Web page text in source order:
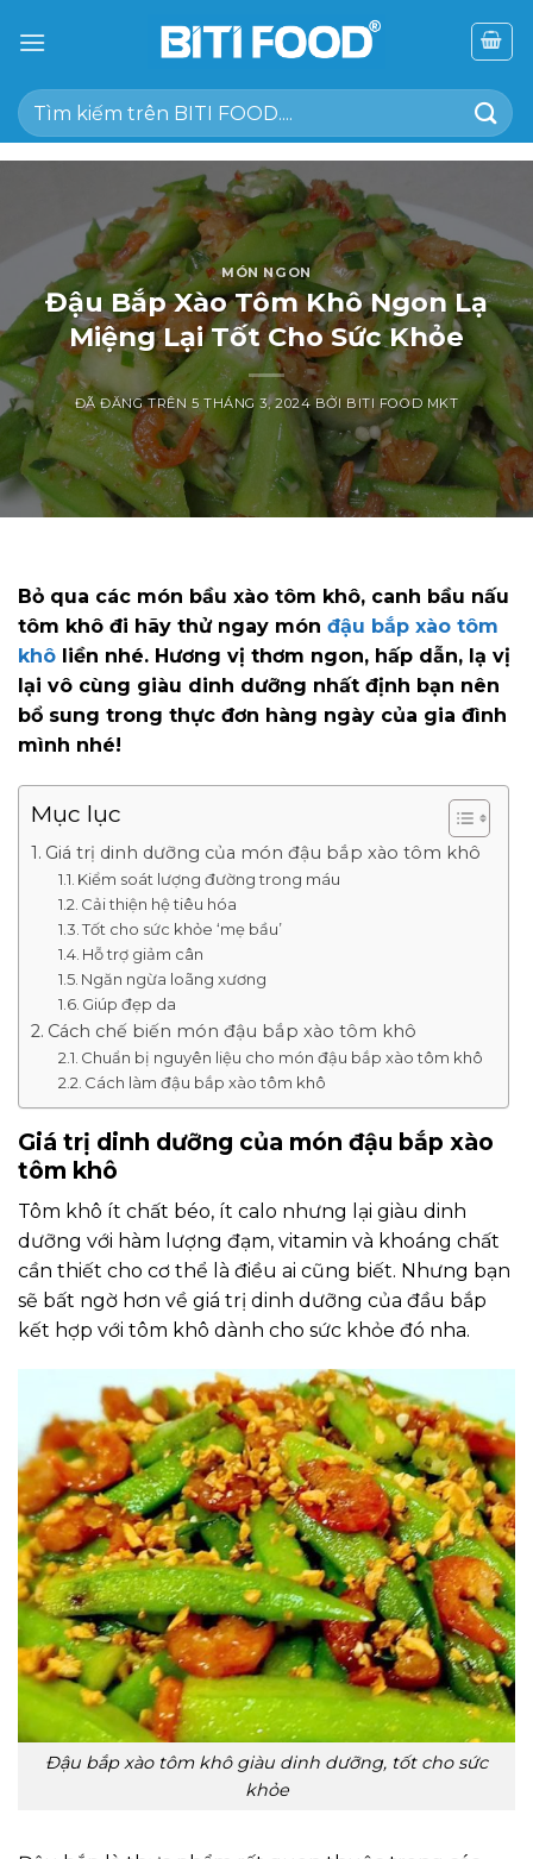
đến
dung
Tìm
kiếm:
MÓN NGON
Đậu Bắp Xào Tôm Khô Ngon Lạ
Miệng Lại Tốt Cho Sức Khỏe
ĐÃ ĐĂNG TRÊN 5 THÁNG 3, 2024 BỞI BITI FOOD MKT
Bỏ qua các món bầu xào tôm khô, canh bầu nấu
tôm khô đi hãy thử ngay món đậu bắp xào tôm
khô liền nhé. Hương vị thơm ngon, hấp dẫn, lạ vị
lại vô cùng giàu dinh dưỡng nhất định bạn nên
bổ sung trong thực đơn hàng ngày của gia đình
mình nhé!
Mục lục
Giá trị dinh dưỡng của món đậu bắp xào tôm khô
Kiểm soát lượng đường trong máu
Cải thiện hệ tiêu hóa
Tốt cho sức khỏe ‘mẹ bầu’
Hỗ trợ giảm cân
Ngăn ngừa loãng xương
Giúp đẹp da
Cách chế biến món đậu bắp xào tôm khô
Chuẩn bị nguyên liệu cho món đậu bắp xào tôm khô
Cách làm đậu bắp xào tôm khô
Giá trị dinh dưỡng của món đậu bắp xào
tôm khô
Tôm khô ít chất béo, ít calo nhưng lại giàu dinh
dưỡng với hàm lượng đạm, vitamin và khoáng chất
cần thiết cho cơ thể là điều ai cũng biết. Nhưng bạn
sẽ bất ngờ hơn về giá trị dinh dưỡng của đầu bắp
kết hợp với tôm khô dành cho sức khỏe đó nha.
Đậu bắp xào tôm khô giàu dinh dưỡng, tốt cho sức
khỏe